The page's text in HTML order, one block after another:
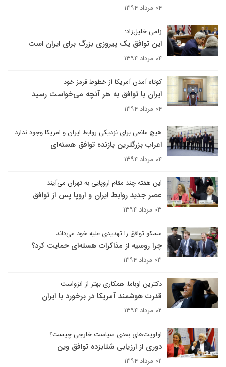
۰۴ مرداد ۱۳۹۴
زلمی خلیل‌زاد:
این توافق یک پیروزی بزرگ برای ایران است
۰۴ مرداد ۱۳۹۴
کوتاه آمدن آمریکا از خطوط قرمز خود
ایران با توافق به هر آنچه می‌خواست رسید
۰۴ مرداد ۱۳۹۴
هیچ مانعی برای نزدیکی روابط ایران و امریکا وجود ندارد
اعراب بزرگترین بازنده توافق هسته‌ای
۰۴ مرداد ۱۳۹۴
این هفته چند مقام اروپایی به تهران می‌آیند
عصر جدید روابط ایران و اروپا پس از توافق
۰۳ مرداد ۱۳۹۴
مسکو توافق را تهدیدی علیه خود می‌داند
چرا روسیه از مذاکرات هسته‌ای حمایت کرد؟
۰۳ مرداد ۱۳۹۴
دکترین اوباما: همکاری بهتر از انزواست
قدرت هوشمند آمریکا در برخورد با ایران
۰۲ مرداد ۱۳۹۴
اولویت‌های بعدی سیاست خارجی چیست؟
دوری از ارزیابی شتابزده توافق وین
۰۲ مرداد ۱۳۹۴